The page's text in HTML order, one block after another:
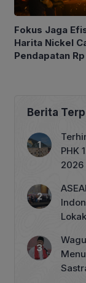
Fokus Jaga
Harita Nickel
Pendapatan Rp
Berita
PHK
2026